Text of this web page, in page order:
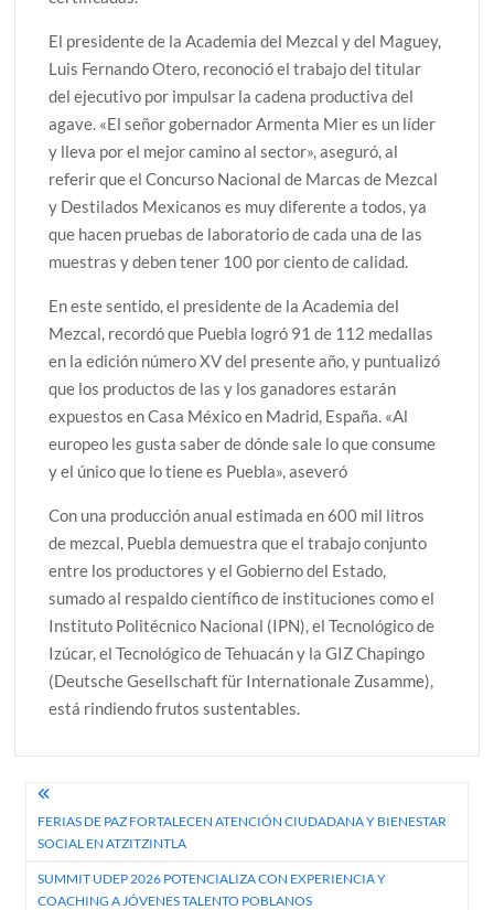
El presidente de la Academia del Mezcal y del Maguey,
Luis Fernando Otero, reconoció el trabajo del titular
del ejecutivo por impulsar la cadena productiva del
agave. «El señor gobernador Armenta Mier es un líder
y lleva por el mejor camino al sector», aseguró, al
referir que el Concurso Nacional de Marcas de Mezcal
y Destilados Mexicanos es muy diferente a todos, ya
que hacen pruebas de laboratorio de cada una de las
muestras y deben tener 100 por ciento de calidad.
En este sentido, el presidente de la Academia del
Mezcal, recordó que Puebla logró 91 de 112 medallas
en la edición número XV del presente año, y puntualizó
que los productos de las y los ganadores estarán
expuestos en Casa México en Madrid, España. «Al
europeo les gusta saber de dónde sale lo que consume
y el único que lo tiene es Puebla», aseveró
Con una producción anual estimada en 600 mil litros
de mezcal, Puebla demuestra que el trabajo conjunto
entre los productores y el Gobierno del Estado,
sumado al respaldo científico de instituciones como el
Instituto Politécnico Nacional (IPN), el Tecnológico de
Izúcar, el Tecnológico de Tehuacán y la GIZ Chapingo
(Deutsche Gesellschaft für Internationale Zusamme),
está rindiendo frutos sustentables.
Navegación
de
entradas
FERIAS DE PAZ FORTALECEN ATENCIÓN CIUDADANA Y BIENESTAR
SOCIAL EN ATZITZINTLA
SUMMIT UDEP 2026 POTENCIALIZA CON EXPERIENCIA Y
COACHING A JÓVENES TALENTO POBLANOS